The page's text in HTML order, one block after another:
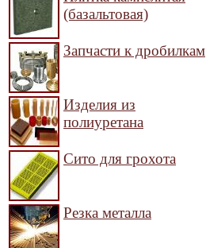
(базальтовая)
Запчасти к дробилкам
Изделия из
полиуретана
Сито для грохота
Резка металла